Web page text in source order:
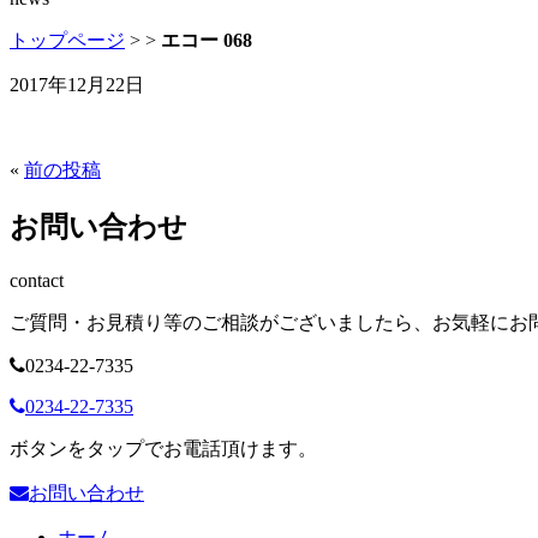
トップページ > > エコー 068
2017年12月22日
« 前の投稿
お問い合わせ
contact
ご質問・お見積り等のご相談がございましたら、お気軽にお
0234-22-7335
0234-22-7335
ボタンをタップでお電話頂けます。
お問い合わせ